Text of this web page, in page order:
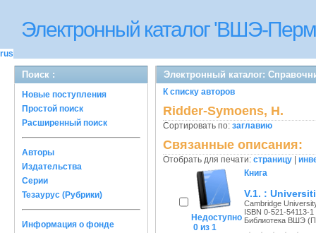
Электронный каталог 'ВШЭ-
rus
Поиск :
Новые поступления
Простой поиск
Расширенный поиск
Авторы
Издательства
Серии
Тезаурус (Рубрики)
Информация о фонде
Электронный каталог:
К списку авторов
Ridder-Symoens, H.
Сортировать по: заглавию
Связанные описания:
Отобрать для печати: страницу
Недоступно
0 из 1
Книга
V.1. :
Cambridge
ISBN 0-521-54113-1
Библиотека ВШЭ